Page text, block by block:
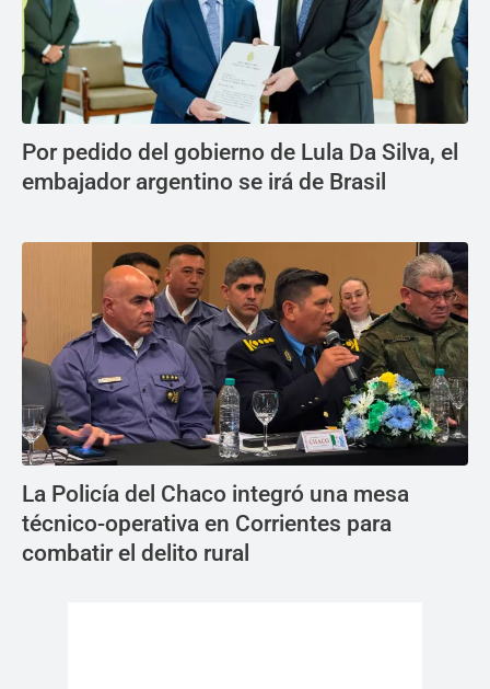
Por pedido del gobierno de Lula Da Silva, el
embajador argentino se irá de Brasil
La Policía del Chaco integró una mesa
técnico-operativa en Corrientes para
combatir el delito rural